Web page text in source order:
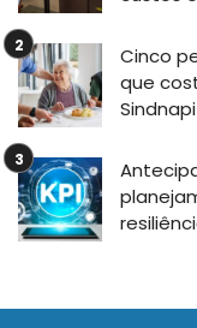
Cinco
que